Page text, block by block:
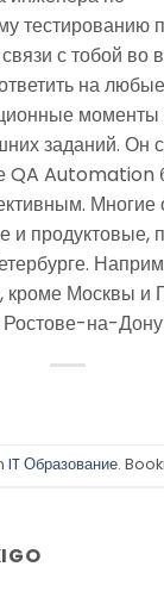
с тобой во
на
заданий. Он
QA Automation
Многие
и продуктовые,
Москвы и
на-
IT Образование.